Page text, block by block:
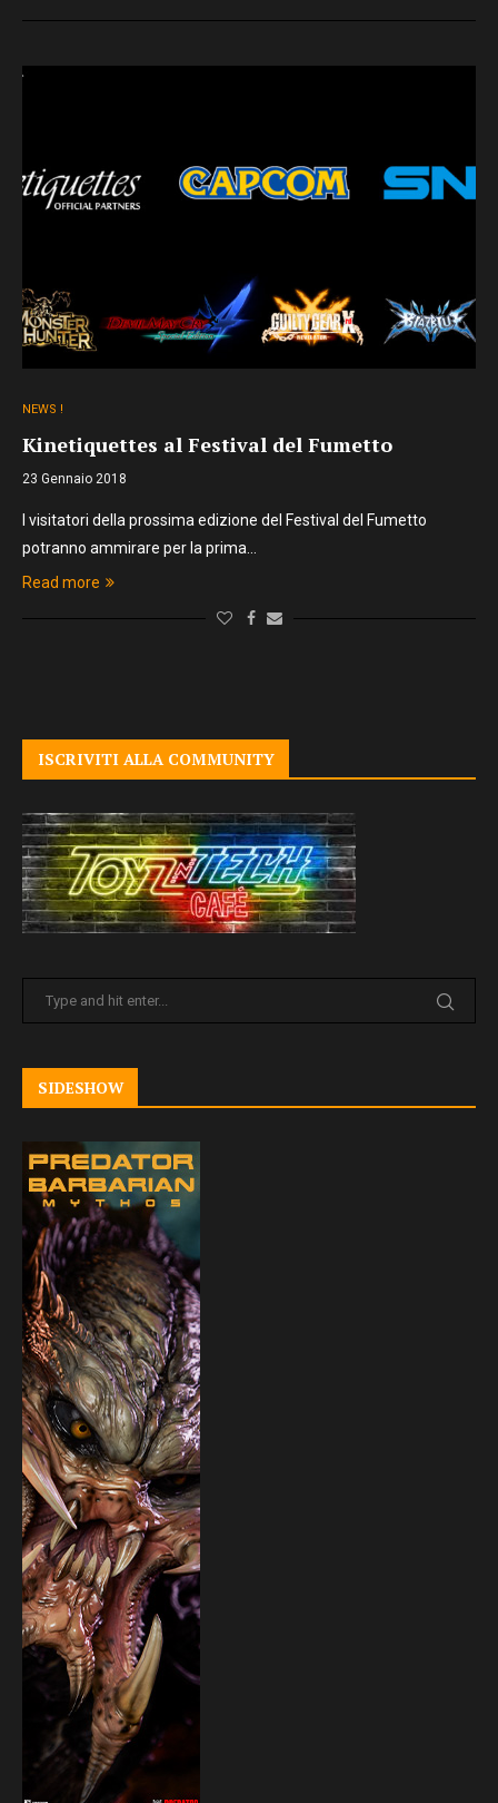
NEWS !
Kinetiquettes al Festival del Fumetto
23 Gennaio 2018
I visitatori della prossima edizione del Festival del Fumetto
potranno ammirare per la prima…
Read more
ISCRIVITI ALLA COMMUNITY
SIDESHOW